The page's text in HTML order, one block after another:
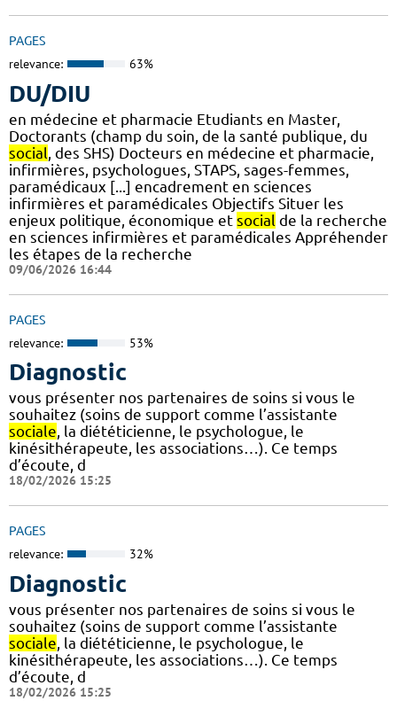
PAGES
relevance: 63%
DU/DIU
en médecine et pharmacie Etudiants en Master,
Doctorants (champ du soin, de la santé publique, du
social , des SHS) Docteurs en médecine et pharmacie,
infirmières, psychologues, STAPS, sages-femmes,
paramédicaux [...] encadrement en sciences
infirmières et paramédicales Objectifs Situer les
enjeux politique, économique et social de la recherche
en sciences infirmières et paramédicales Appréhender
les étapes de la recherche
09/06/2026 16:44
PAGES
relevance: 53%
Diagnostic
vous présenter nos partenaires de soins si vous le
souhaitez (soins de support comme l’assistante
sociale, la diététicienne, le psychologue, le
kinésithérapeute, les associations…). Ce temps
d’écoute, d
18/02/2026 15:25
PAGES
relevance: 32%
Diagnostic
vous présenter nos partenaires de soins si vous le
souhaitez (soins de support comme l’assistante
sociale , la diététicienne, le psychologue, le
kinésithérapeute, les associations…). Ce temps
d’écoute, d
18/02/2026 15:25